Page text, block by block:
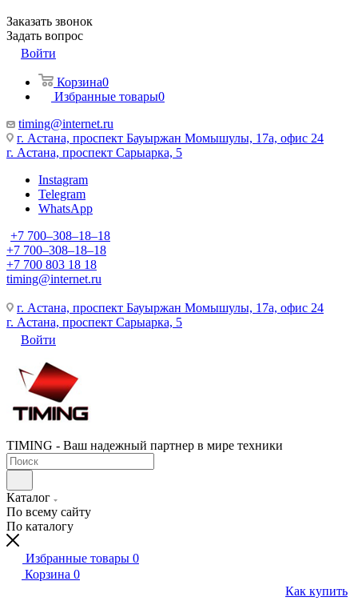
Заказать звонок
Задать вопрос
Войти
Корзина0
Избранные товары0
timing@internet.ru
г. Астана, проспект Бауыржан Момышулы, 17а, офис 24
г. Астана, проспект Сарыарка, 5
Instagram
Telegram
WhatsApp
+7 700‒308‒18‒18
+7 700‒308‒18‒18
+7 700 803 18 18
timing@internet.ru
г. Астана, проспект Бауыржан Момышулы, 17а, офис 24
г. Астана, проспект Сарыарка, 5
Войти
TIMING - Ваш надежный партнер в мире техники
Каталог
По всему сайту
По каталогу
Избранные товары 0
Корзина 0
Как купить